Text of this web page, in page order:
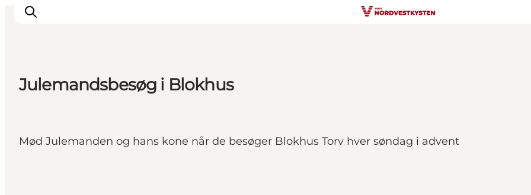
Handicapvenlig ferie
Events
Julemandsbesøg i Blokhus
Mød Julemanden og hans kone når de besøger Blokhus Torv hver søndag i advent